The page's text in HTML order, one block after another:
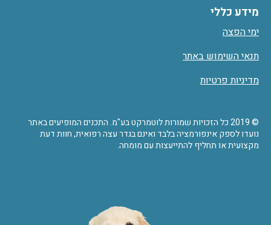
מידע כללי
ימי הפצה
תנאי השימוש באתר
מדיניות פרטיות
© 2019 כל הזכויות שמורות לוטמרקט בע"מ. התכנים המופיעים באתר
נועדו לספק אינפורמציה בלבד ואינם בגדר עצה רפואית, חוות דעת
מקצועית או תחליף להתייעצות עם מומחה.